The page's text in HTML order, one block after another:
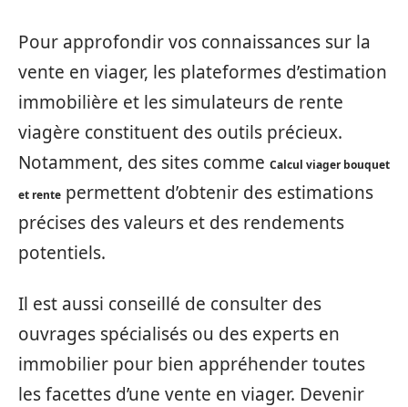
Pour approfondir vos connaissances sur la
vente en viager, les plateformes d’estimation
immobilière et les simulateurs de rente
viagère constituent des outils précieux.
Notamment, des sites comme Calcul viager bouquet
et rente permettent d’obtenir des estimations
précises des valeurs et des rendements
potentiels.
Il est aussi conseillé de consulter des
ouvrages spécialisés ou des experts en
immobilier pour bien appréhender toutes
les facettes d’une vente en viager. Devenir